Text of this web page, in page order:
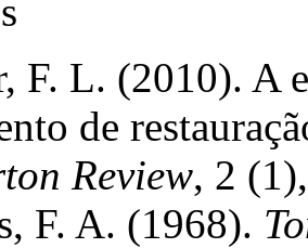
F. L. (2010). A
de
Review, 2
F. A. (1968).